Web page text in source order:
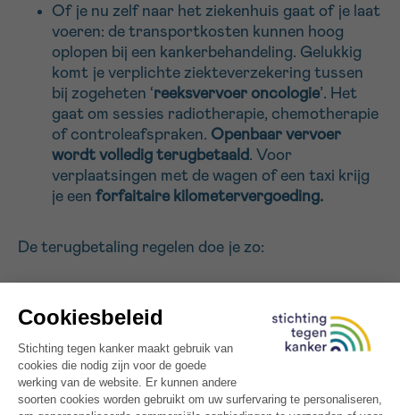
Of je nu zelf naar het ziekenhuis gaat of je laat
voeren: de transportkosten kunnen hoog
oplopen bij een kankerbehandeling. Gelukkig
komt je verplichte ziekteverzekering tussen
bij zogeheten ‘reeksvervoer oncologie’. Het
gaat om sessies radiotherapie, chemotherapie
of controleafspraken. Openbaar vervoer
wordt volledig terugbetaald. Voor
verplaatsingen met de wagen of een taxi krijg
je een forfaitaire kilometervergoeding.
De terugbetaling regelen doe je zo:
ziekenfonds.
Laat het formulier invullen in je ziekenhuis.
Alle data van je behandelsessies of
controleafspraken moeten erop staan.